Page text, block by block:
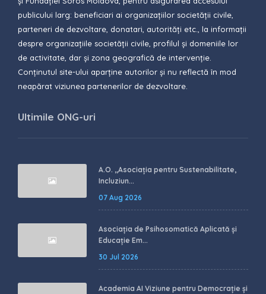
publicului larg: beneficiari ai organizațiilor societății civile,
parteneri de dezvoltare, donatari, autorități etc., la informații
despre organizațiile societății civile, profilul și domeniile lor
de activitate, dar și zona geografică de intervenție.
Conținutul site-ului aparține autorilor și nu reflectă în mod
neapărat viziunea partenerilor de dezvoltare.
Ultimile ONG-uri
A.O. ,,Asociația pentru Sustenabilitate,
Incluziun...
07 Aug 2026
Asociația de Psihosomatică Aplicată și
Educație Em...
30 Jul 2026
Academia AI Viziune pentru Democrație și